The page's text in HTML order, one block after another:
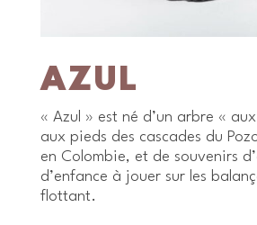
AZUL
« Azul » est né d’un arbre «
aux pieds des cascades du
en Colombie, et de souvenirs
d’enfance à jouer sur les
flottant.